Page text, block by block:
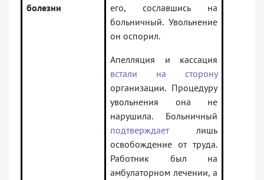
болезни
его, сославшись на
больничный. Увольнение
он оспорил.
Апелляция и кассация
встали на сторону
организации. Процедуру
увольнения она не
нарушила. Больничный
подтверждаетлишь
освобождение от труда.
Работник был на
амбулаторном лечении, а